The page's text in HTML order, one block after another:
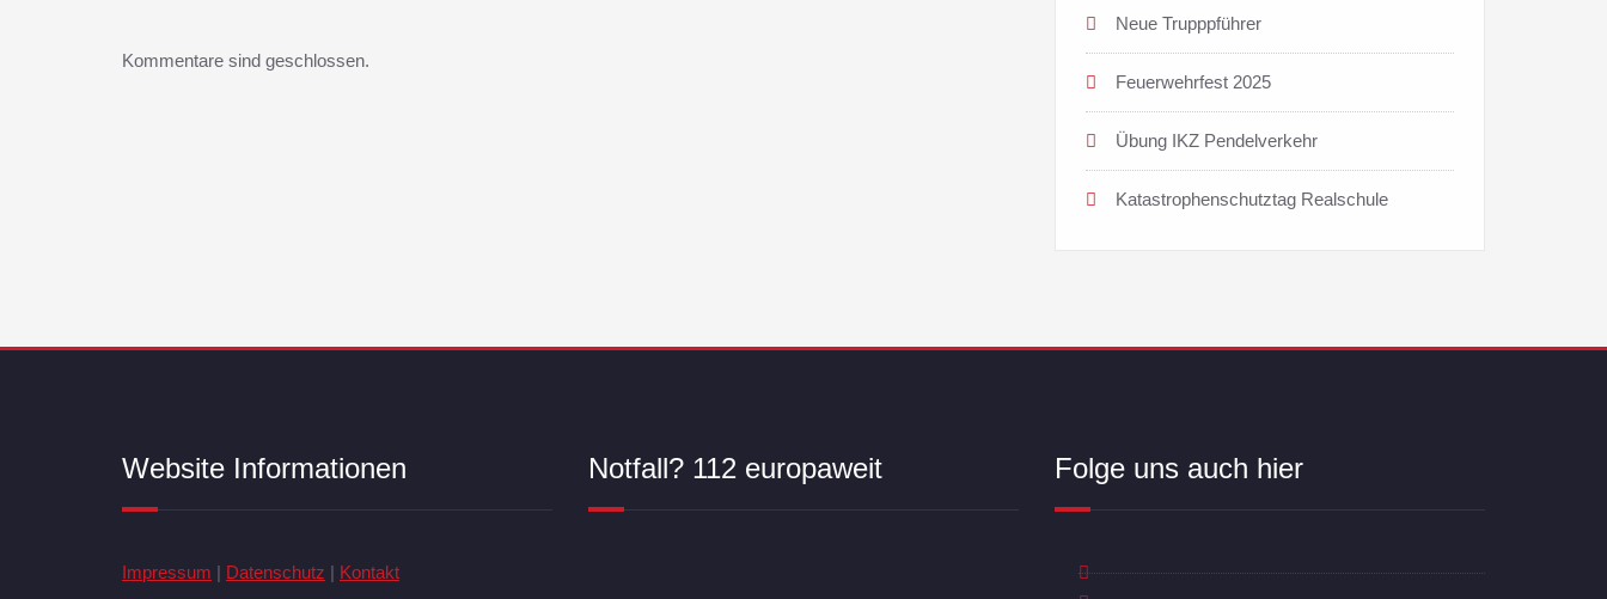
Kommentare sind geschlossen.
Neue Trupppführer
Feuerwehrfest 2025
Übung IKZ Pendelverkehr
Katastrophenschutztag Realschule
Website Informationen
Impressum | Datenschutz | Kontakt
Notfall? 112 europaweit Folge uns auch hier